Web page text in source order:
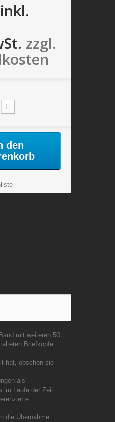
inkl.
zzgl.
den
mit weiteren 50
Briefköpfe.
hat, obschon sie
als
im Laufe der Zeit
die Übernahme